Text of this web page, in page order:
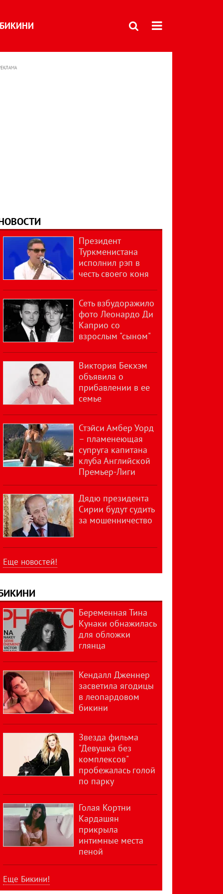
БИКИНИ
Президент
Туркменистана
исполнил рэп в
честь своего коня
Сеть взбудоражило
фото Леонардо Ди
Каприо со
взрослым "сыном"
Виктория Бекхэм
объявила о
прибавлении в ее
семье
Стэйси Амбер Уорд
– пламенеющая
супруга капитана
клуба Английской
Премьер-Лиги
Дядю президента
Сирии будут судить
за мошенничество
Еще новостей!
Беременная Тина
Кунаки обнажилась
для обложки
глянца
Кендалл Дженнер
засветила ягодицы
в леопардовом
бикини
Звезда фильма
"Девушка без
комплексов"
пробежалась голой
по парку
Голая Кортни
Кардашян
прикрыла
интимные места
пеной
Еще Бикини!